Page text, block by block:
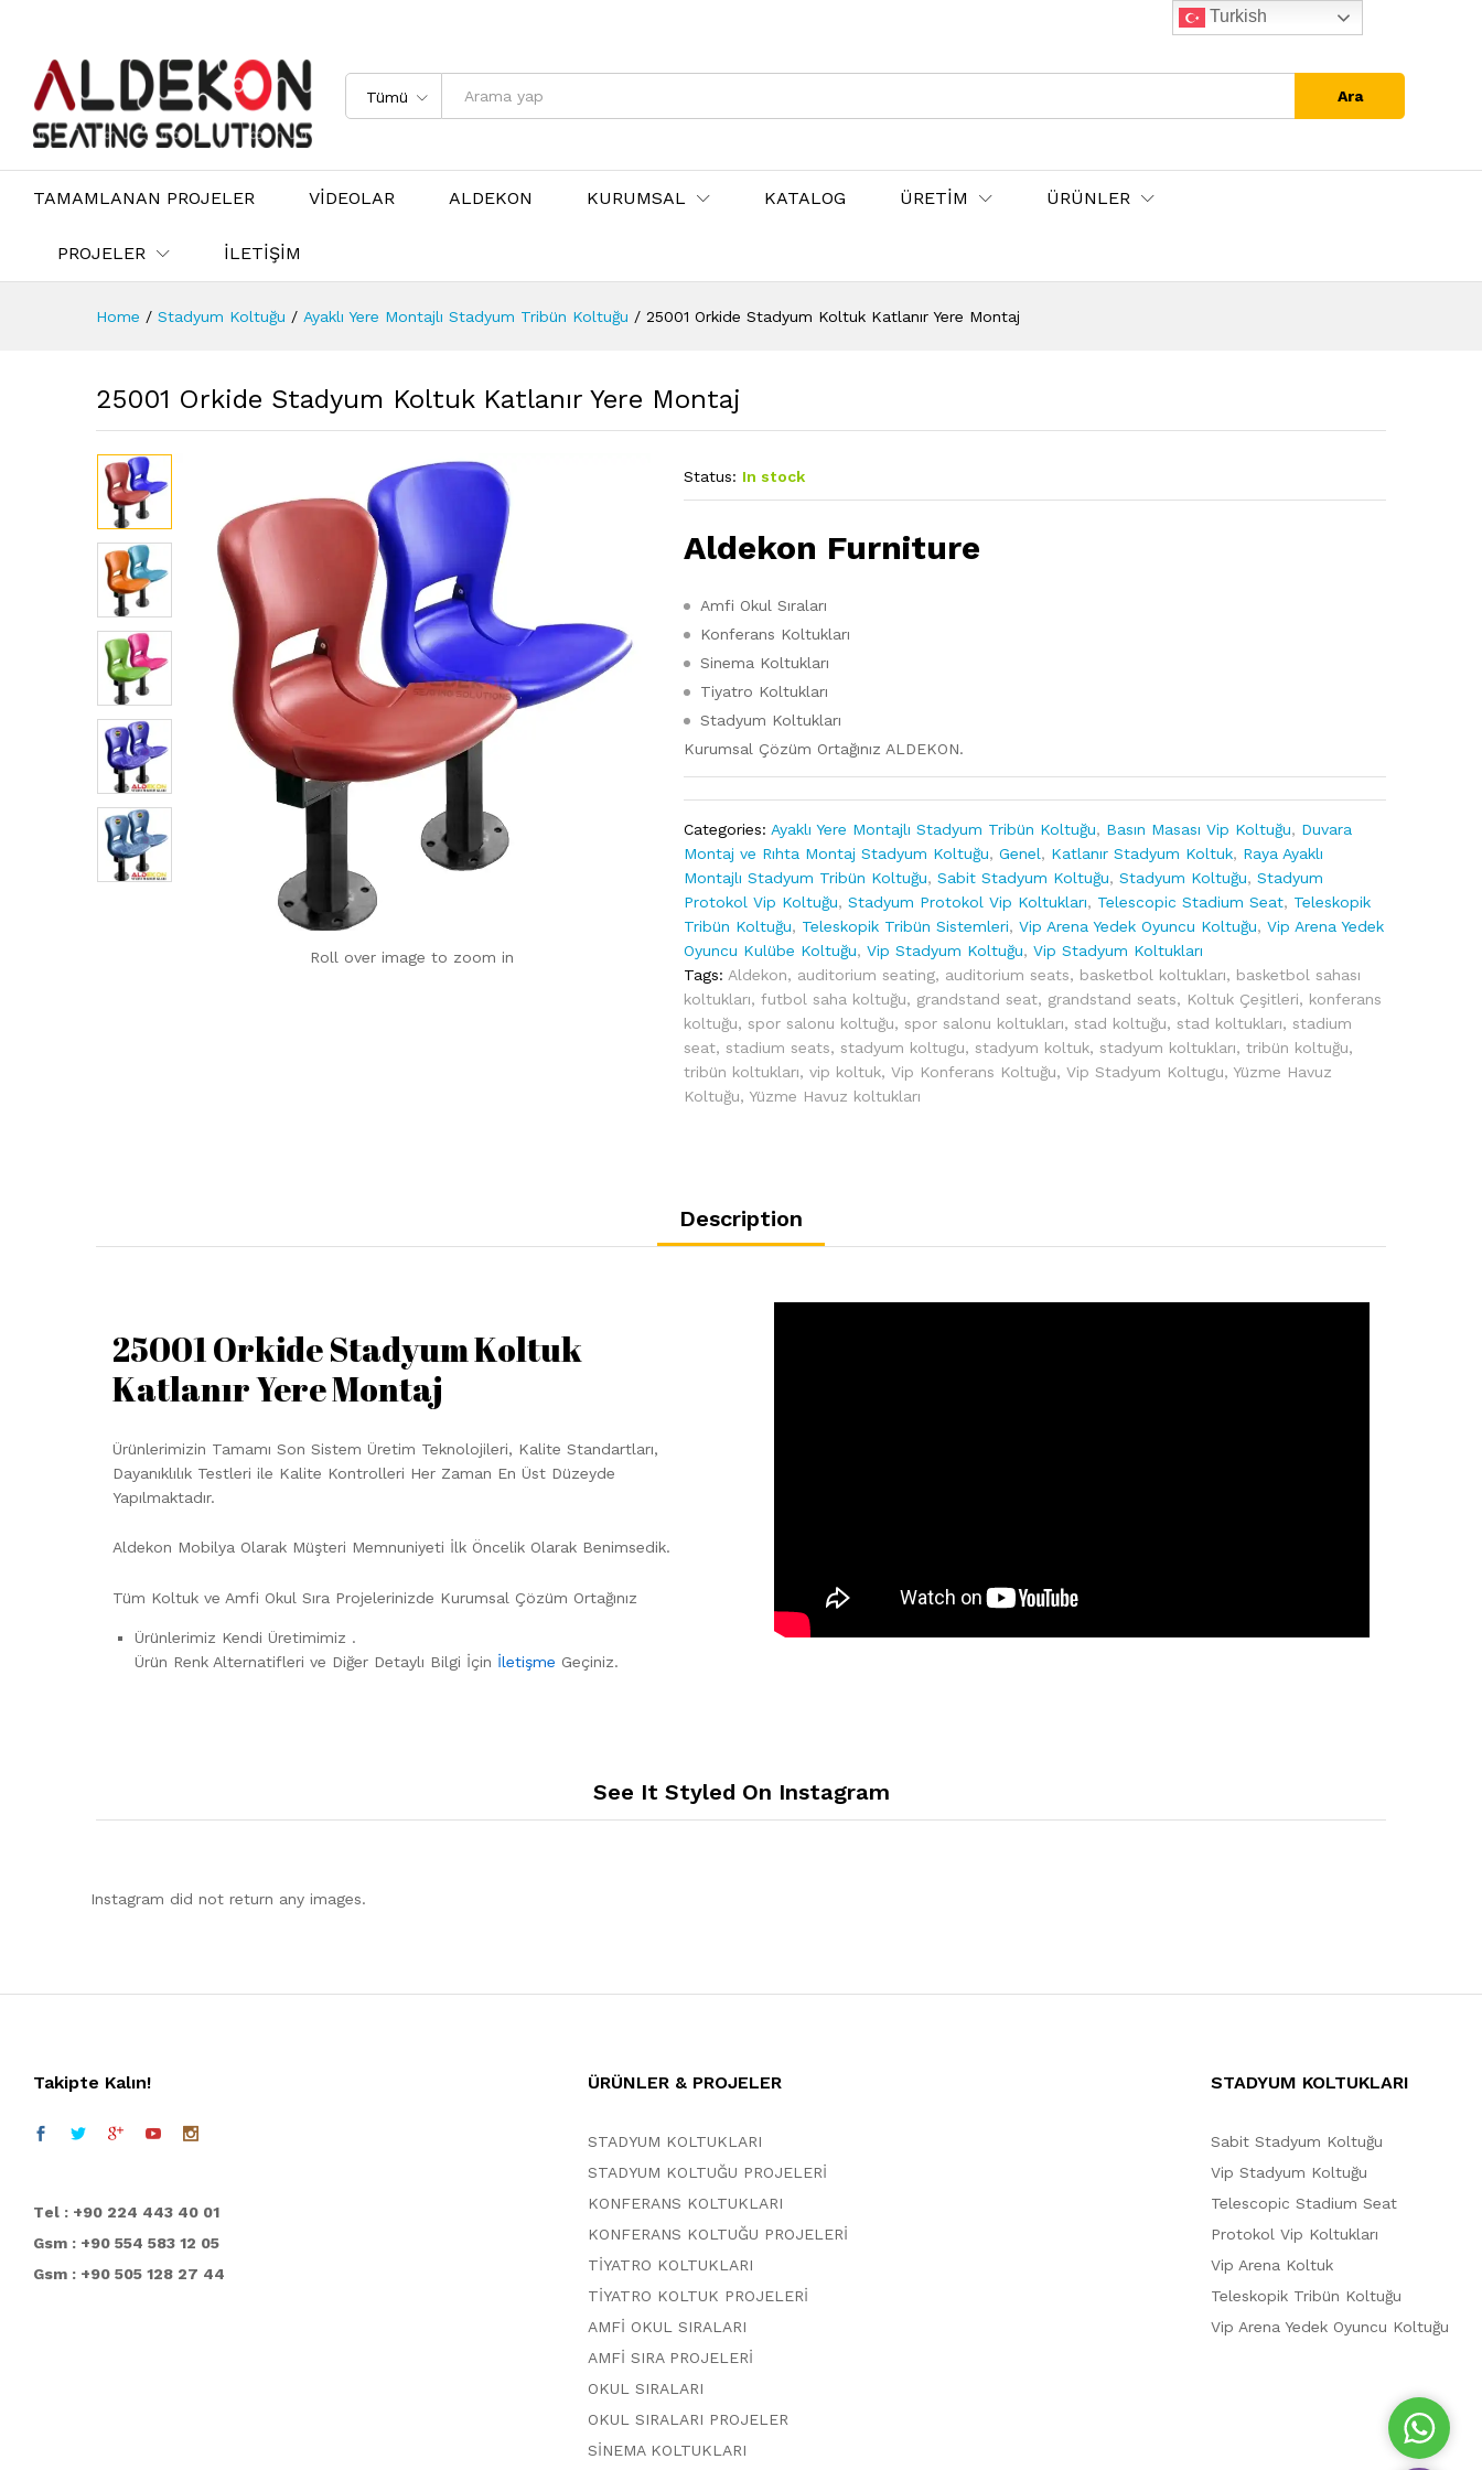
Tümü Ara
TAMAMLANAN PROJELER VİDEOLAR ALDEKON KURUMSAL KATALOG ÜRETİM ÜRÜNLER
PROJELER İLETİŞİM
Home / Stadyum Koltuğu / Ayaklı Yere Montajlı Stadyum Tribün Koltuğu / 25001 Orkide Stadyum Koltuk Katlanır Yere Montaj
25001 Orkide Stadyum Koltuk Katlanır Yere Montaj
Roll over image to zoom in
Status: In stock
Aldekon Furniture
Amfi Okul Sıraları
Konferans Koltukları
Sinema Koltukları
Tiyatro Koltukları
Stadyum Koltukları
Kurumsal Çözüm Ortağınız ALDEKON.
Categories: Ayaklı Yere Montajlı Stadyum Tribün Koltuğu, Basın Masası Vip Koltuğu, Duvara
Montaj ve Rıhta Montaj Stadyum Koltuğu,Genel, Katlanır Stadyum Koltuk, Raya Ayaklı
Montajlı Stadyum Tribün Koltuğu,Sabit Stadyum Koltuğu,Stadyum Koltuğu,Stadyum
Protokol Vip Koltuğu,Stadyum Protokol Vip Koltukları, Telescopic Stadium Seat, Teleskopik
Tribün Koltuğu, Teleskopik Tribün Sistemleri,Vip Arena Yedek Oyuncu Koltuğu,Vip Arena Yedek
Oyuncu Kulübe Koltuğu,Vip Stadyum Koltuğu,Vip Stadyum Koltukları
Tags: Aldekon, auditorium seating, auditorium seats, basketbol koltukları, basketbol sahası
koltukları,futbol saha koltuğu, grandstand seat, grandstand seats, Koltuk Çeşitleri, konferans
koltuğu,spor salonu koltuğu,spor salonu koltukları,stad koltuğu,stad koltukları,stadium
seat,stadium seats,stadyum koltugu,stadyum koltuk,stadyum koltukları,tribün koltuğu,
tribün koltukları,vip koltuk,Vip Konferans Koltuğu,Vip Stadyum Koltugu, Yüzme Havuz
Koltuğu, Yüzme Havuz koltukları
Description
25001 Orkide Stadyum Koltuk
Katlanır Yere Montaj
Ürünlerimizin Tamamı Son Sistem Üretim Teknolojileri, Kalite Standartları,
Dayanıklılık Testleri ile Kalite Kontrolleri Her Zaman En Üst Düzeyde
Yapılmaktadır.
Aldekon Mobilya Olarak Müşteri Memnuniyeti İlk Öncelik Olarak Benimsedik.
Tüm Koltuk ve Amfi Okul Sıra Projelerinizde Kurumsal Çözüm Ortağınız
Ürünlerimiz Kendi Üretimimiz .
Ürün Renk Alternatifleri ve Diğer Detaylı Bilgi İçin İletişme Geçiniz.
See It Styled On Instagram
Instagram did not return any images.
Takipte Kalın!
Tel : +90 224 443 40 01
Gsm : +90 554 583 12 05
Gsm : +90 505 128 27 44
ÜRÜNLER & PROJELER
STADYUM KOLTUKLARI
STADYUM KOLTUĞU PROJELERİ
KONFERANS KOLTUKLARI
KONFERANS KOLTUĞU PROJELERİ
TİYATRO KOLTUKLARI
TİYATRO KOLTUK PROJELERİ
AMFİ OKUL SIRALARI
AMFİ SIRA PROJELERİ
OKUL SIRALARI
OKUL SIRALARI PROJELER
SİNEMA KOLTUKLARI
STADYUM KOLTUKLARI
Sabit Stadyum Koltuğu
Vip Stadyum Koltuğu
Telescopic Stadium Seat
Protokol Vip Koltukları
Vip Arena Koltuk
Teleskopik Tribün Koltuğu
Vip Arena Yedek Oyuncu Koltuğu
Turkish
W
h